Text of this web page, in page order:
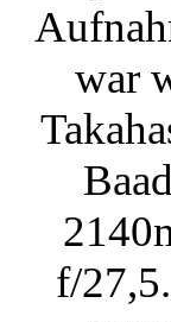
war
f/